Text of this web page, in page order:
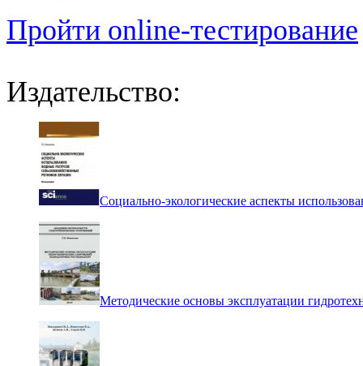
Пройти online-тестирование
Издательство:
Социально-экологические аспекты
Методические основы эксплуатации